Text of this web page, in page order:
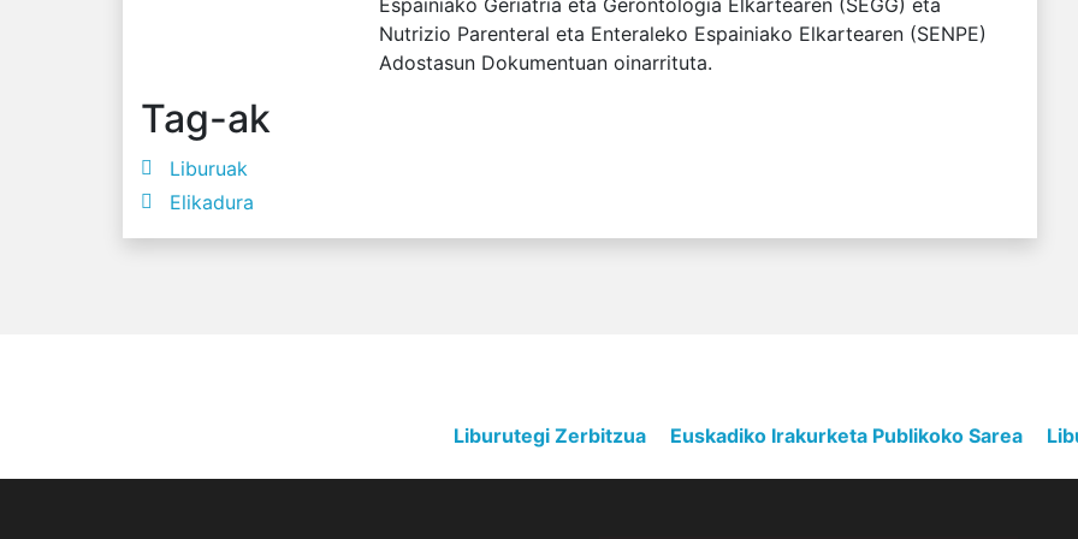
Espainiako Geriatria eta Gerontologia Elkartearen (SEGG) eta
Nutrizio Parenteral eta Enteraleko Espainiako Elkartearen (SENPE)
Adostasun Dokumentuan oinarrituta.
Tag-ak
Liburuak
Elikadura
Liburutegi Zerbitzua Euskadiko Irakurketa Publikoko Sarea